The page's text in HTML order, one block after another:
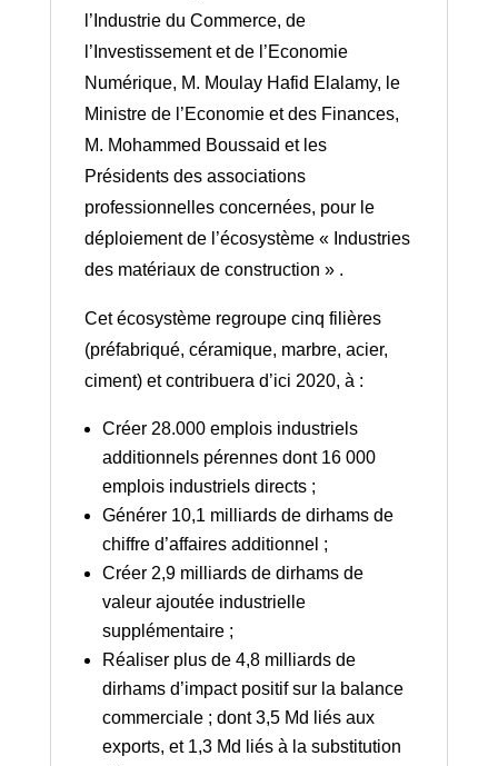
l’Industrie du Commerce, de
l’Investissement et de l’Economie
Numérique, M. Moulay Hafid Elalamy, le
Ministre de l’Economie et des Finances,
M. Mohammed Boussaid et les
Présidents des associations
professionnelles concernées, pour le
déploiement de l’écosystème « Industries
des matériaux de construction » .
Cet écosystème regroupe cinq filières
(préfabriqué, céramique, marbre, acier,
ciment) et contribuera d’ici 2020, à :
Créer 28.000 emplois industriels
additionnels pérennes dont 16 000
emplois industriels directs ;
Générer 10,1 milliards de dirhams de
chiffre d’affaires additionnel ;
Créer 2,9 milliards de dirhams de
valeur ajoutée industrielle
supplémentaire ;
Réaliser plus de 4,8 milliards de
dirhams d’impact positif sur la balance
commerciale ; dont 3,5 Md liés aux
exports, et 1,3 Md liés à la substitution